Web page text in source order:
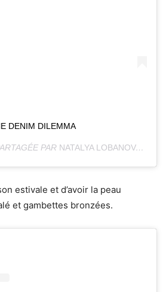
DENIM DILEMMA
PAR NATALYA LOBANOVA
estivale et d’avoir la peau
et gambettes bronzées.